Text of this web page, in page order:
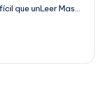
que unLeer Mas…